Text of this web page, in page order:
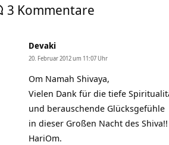
3 Kommentare
Devaki
20. Februar 2012 um 11:07 Uhr
Om Namah Shivaya,
Vielen Dank für die tiefe
und berauschende Glücksgefühle
in dieser Großen Nacht des Shiva!!
HariOm.